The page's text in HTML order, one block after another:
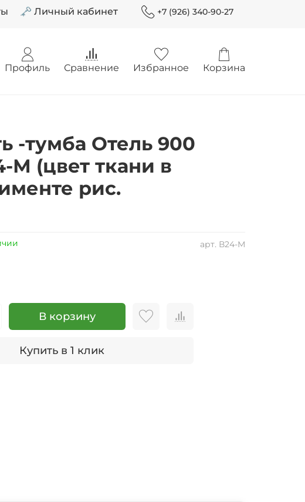
🗝 Личный кабинет +7 (926) 340-90-27
Профиль Сравнение Избранное Корзина
арт. В24-М
-тумба Отель 900
М (цвет ткани в
рис.
В корзину
Купить в 1 клик